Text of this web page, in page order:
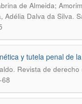
de Almeida;
Adélia Dalva da Silva.
y tutela penal de
. Revista de
68